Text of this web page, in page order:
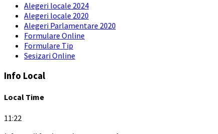
Alegeri locale 2024
Alegeri locale 2020
Alegeri Parlamentare 2020
Formulare Online
Formulare Tip
Sesizari Online
Info Local
Local Time
11:22